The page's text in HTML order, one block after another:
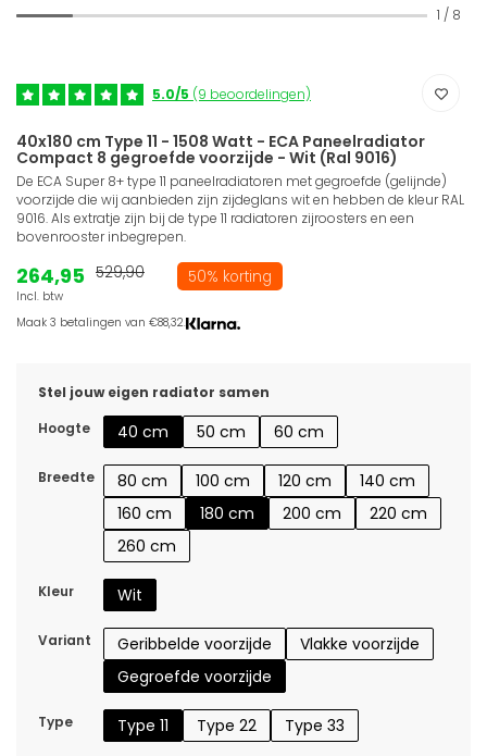
1 / 8
5.0/5 (9 beoordelingen)
40x180 cm Type 11 - 1508 Watt - ECA Paneelradiator
Compact 8 gegroefde voorzijde - Wit (Ral 9016)
De ECA Super 8+ type 11 paneelradiatoren met gegroefde (gelijnde)
voorzijde die wij aanbieden zijn zijdeglans wit en hebben de kleur RAL
9016. Als extratje zijn bij de type 11 radiatoren zijroosters en een
bovenrooster inbegrepen.
264,95
Incl. btw
529,90 50% korting
Maak 3 betalingen van €88,32.
Stel jouw eigen radiator samen
Hoogte
40 cm 50 cm 60 cm
Breedte 80 cm 100 cm 120 cm
140 cm
160 cm
180 cm 200 cm
220 cm
260 cm
Kleur Wit
Variant Geribbelde voorzijde
Vlakke voorzijde
Gegroefde voorzijde
Type Type 11 Type 22 Type 33